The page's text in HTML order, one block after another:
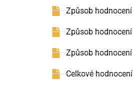
Způsob
Způsob hodnocení
Způsob hodnocení
Celkové